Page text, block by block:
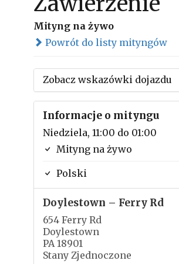
Mityng na żywo
Powrót do listy mityngów
Zobacz wskazówki dojazdu
Informacje o mityngu
Niedziela, 11:00 do 01:00
Mityng na żywo
Polski
Doylestown – Ferry Rd
654 Ferry Rd
Doylestown
PA 18901
Stany Zjednoczone